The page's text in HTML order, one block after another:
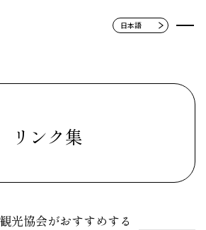
リンク集
光協会がおすすめする